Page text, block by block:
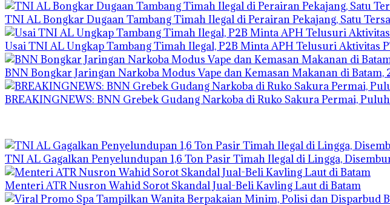
TNI AL Bongkar Dugaan Tambang Timah Ilegal di Perairan Pekajang, Satu
Usai TNI AL Ungkap Tambang Timah Ilegal, P2B Minta APH Telusuri Aktivitas
BNN Bongkar Jaringan Narkoba Modus Vape dan Kemasan Makanan di Batam,
BREAKINGNEWS: BNN Grebek Gudang Narkoba di Ruko Sakura Permai,
TNI AL Gagalkan Penyelundupan 1,6 Ton Pasir Timah Ilegal di Lingga,
Menteri ATR Nusron Wahid Sorot Skandal Jual-Beli Kavling Laut di Batam